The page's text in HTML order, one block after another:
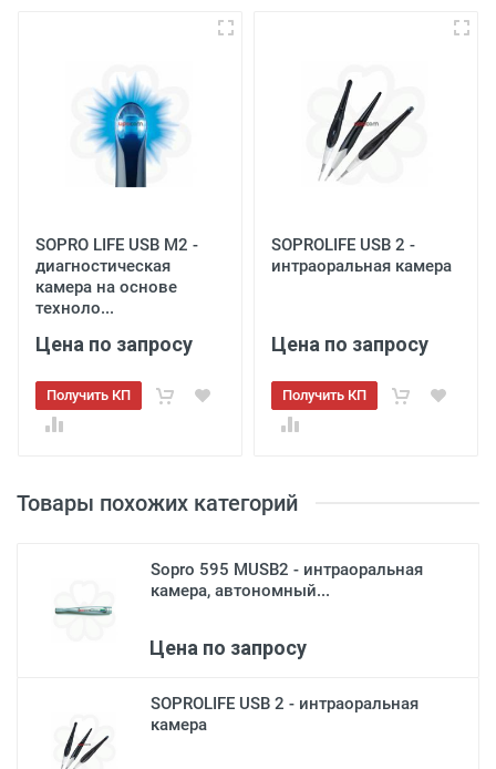
Товары похожих категорий
Sopro 595 MUSB2 - интраоральная
камера, автономный...
Цена по запросу
SOPROLIFE USB 2 - интраоральная
камера
SOPRO LIFE USB M2 -
диагностическая
камера на основе
техноло...
Цена по запросу
Получить КП
SOPROLIFE USB 2 -
интраоральная камера
Цена по запросу
Получить КП